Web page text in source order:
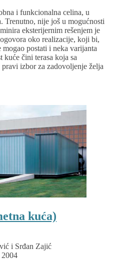
i funkcionalna celina, u
Trenutno, nije još u mogućnosti
eksterijernim rešenjem je
oko realizacije, koji bi,
postati i neka varijanta
kuće čini terasa koja sa
izbor za zadovoljenje želja
kuća)
i Srđan Zajić